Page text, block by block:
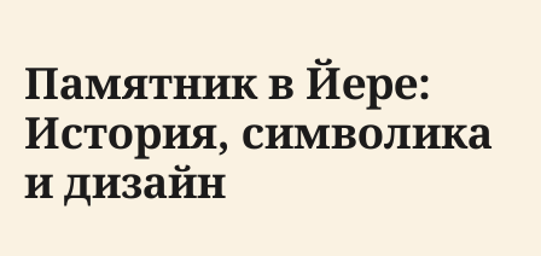
Памятник в Йере:
История, символика
и дизайн